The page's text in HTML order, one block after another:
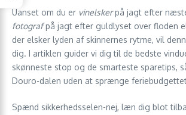
Uanset om du er vinelskerpå jagt efter
fotografpå jagt efter guldlyset over floden
der elsker lyden af skinnernes rytme, vil
dig. I artiklen guider vi dig til de bedste
skønneste stop og de smarteste sparetips,
Douro-dalen uden at sprænge
Spænd sikkerhedsselen-nej, læn dig blot